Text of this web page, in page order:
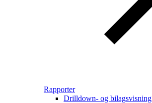
Rapporter
Drilldown- og bilagsvisning